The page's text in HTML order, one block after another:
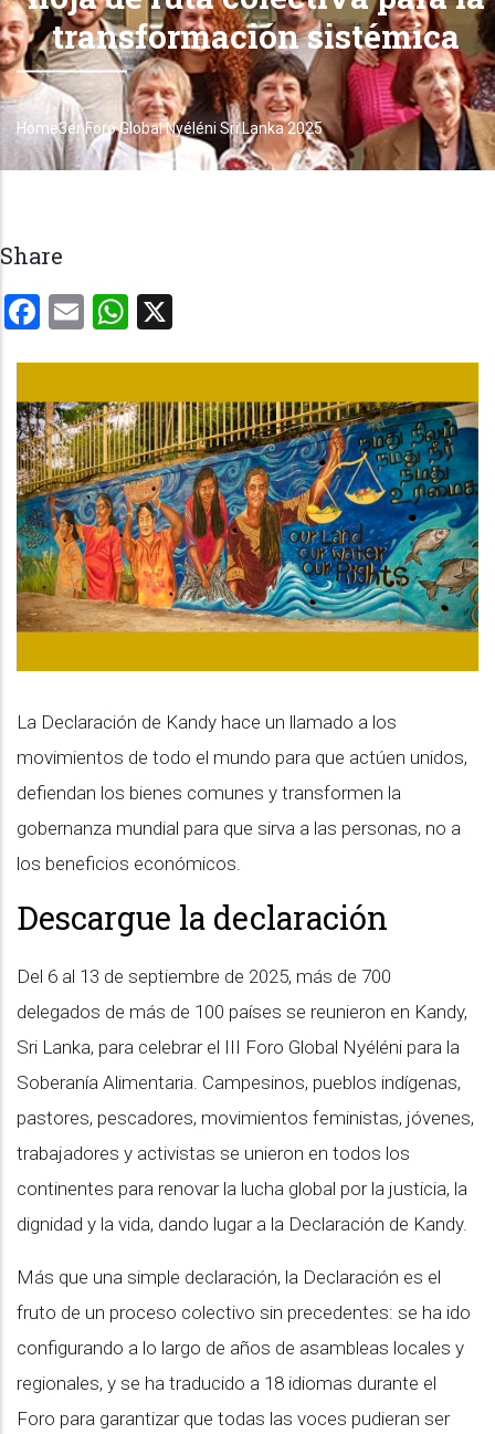
transformación sistémica
Breadcrumb
Home3er Foro Global Nyéléni Sri Lanka 2025
Share
Facebook
EmailWhatsApp
La Declaración de Kandy hace un llamado a los
movimientos de todo el mundo para que actúen unidos,
defiendan los bienes comunes y transformen la
gobernanza mundial para que sirva a las personas, no a
los beneficios económicos.
Descargue la declaración
Del 6 al 13 de septiembre de 2025, más de 700
delegados de más de 100 países se reunieron en Kandy,
Sri Lanka, para celebrar el III Foro Global Nyéléni para la
Soberanía Alimentaria. Campesinos, pueblos indígenas,
pastores, pescadores, movimientos feministas, jóvenes,
trabajadores y activistas se unieron en todos los
continentes para renovar la lucha global por la justicia, la
dignidad y la vida, dando lugar a la Declaración de Kandy.
Más que una simple declaración, la Declaración es el
fruto de un proceso colectivo sin precedentes: se ha ido
configurando a lo largo de años de asambleas locales y
regionales, y se ha traducido a 18 idiomas durante el
Foro para garantizar que todas las voces pudieran ser